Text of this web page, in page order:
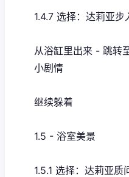
1.4.7 选择：达莉亚步
从浴缸里出来 - 跳转
小剧情
继续躲着
1.5 - 浴室美景
1.5.1 选择：达莉亚质